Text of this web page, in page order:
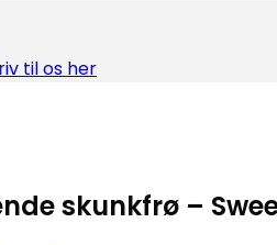
til os her
skunkfrø –